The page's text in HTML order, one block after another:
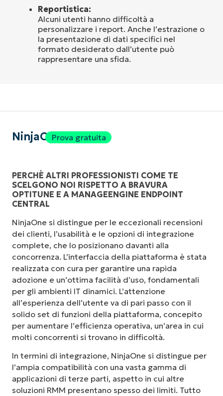
Reportistica:
Alcuni utenti hanno difficoltà a
personalizzare i report. Anche l’estrazione o
la presentazione di dati specifici nel
formato desiderato dall’utente può
rappresentare una sfida.
NinjaOneProva gratuita
PERCHÈ ALTRI PROFESSIONISTI COME TE
SCELGONO NOI RISPETTO A BRAVURA
OPTITUNE E A MANAGEENGINE ENDPOINT
CENTRAL
NinjaOne si distingue per le eccezionali recensioni
dei clienti, l’usabilità e le opzioni di integrazione
complete, che lo posizionano davanti alla
concorrenza. L’interfaccia della piattaforma è stata
realizzata con cura per garantire una rapida
adozione e un’ottima facilità d’uso, fondamentali
per gli ambienti IT dinamici. L’attenzione
all’esperienza dell’utente va di pari passo con il
solido set di funzioni della piattaforma, concepito
per aumentare l’efficienza operativa, un’area in cui
molti concorrenti si trovano in difficoltà.
In termini di integrazione, NinjaOne si distingue per
l’ampia compatibilità con una vasta gamma di
applicazioni di terze parti, aspetto in cui altre
soluzioni RMM presentano spesso dei limiti. Tutto